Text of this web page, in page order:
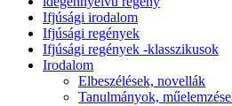
Ifjúsági irodalom
Ifjúsági regények
Ifjúsági regények -klasszikusok
Irodalom
Elbeszélések, novellák
Tanulmányok,